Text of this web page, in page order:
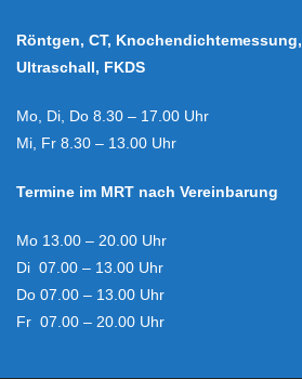
Röntgen, CT, Knochendichtemessung,
Ultraschall, FKDS
Mo, Di, Do 8.30 – 17.00 Uhr
Mi, Fr 8.30 – 13.00 Uhr
Termine im MRT nach Vereinbarung
Mo 13.00 – 20.00 Uhr
Di 07.00 – 13.00 Uhr
Do 07.00 – 13.00 Uhr
Fr 07.00 – 20.00 Uhr